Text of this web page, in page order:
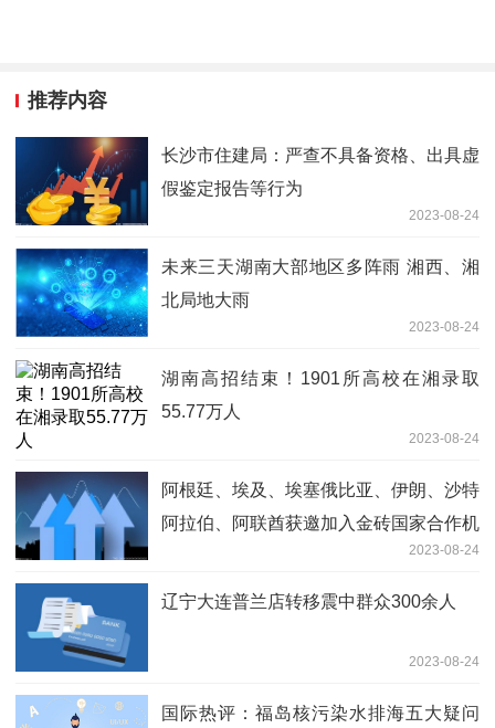
推荐内容
长沙市住建局：严查不具备资格、出具虚
假鉴定报告等行为
2023-08-24
未来三天湖南大部地区多阵雨 湘西、湘
北局地大雨
2023-08-24
湖南高招结束！1901所高校在湘录取
55.77万人
2023-08-24
阿根廷、埃及、埃塞俄比亚、伊朗、沙特
阿拉伯、阿联酋获邀加入金砖国家合作机
2023-08-24
辽宁大连普兰店转移震中群众300余人
2023-08-24
国际热评：福岛核污染水排海五大疑问